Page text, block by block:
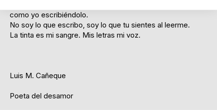
como yo escribiéndolo.
No soy lo que escribo, soy lo que tu sientes al leerme.
La tinta es mi sangre. Mis letras mi voz.
Luis M. Cañeque
Poeta del desamor